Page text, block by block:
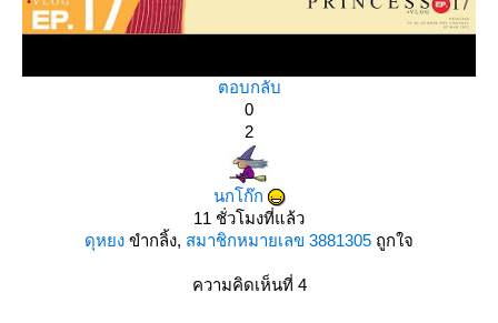
ตอบกลับ
0
2
นกโก๊ก
11 ชั่วโมงที่แล้ว
ดุหยง ขำกลิ้ง, สมาชิกหมายเลข 3881305 ถูกใจ
ความคิดเห็นที่ 4